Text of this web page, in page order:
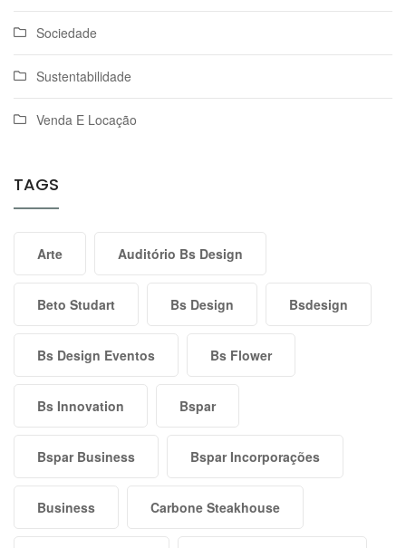
Sociedade
Sustentabilidade
Venda E Locação
TAGS
Arte Auditório Bs Design
Beto Studart Bs Design Bsdesign
Bs Design Eventos Bs Flower
Bs Innovation Bspar
Bspar Business Bspar Incorporações
Business Carbone Steakhouse